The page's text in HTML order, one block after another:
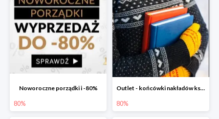
Noworoczne porządki i -80%
80%
Outlet - końcówki nakładów książek
80%